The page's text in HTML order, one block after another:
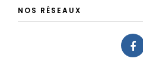
NOS RÉSEAUX